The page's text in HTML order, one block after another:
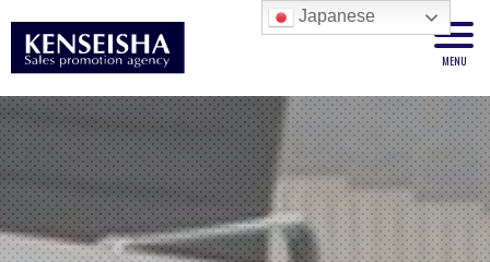
Japanese